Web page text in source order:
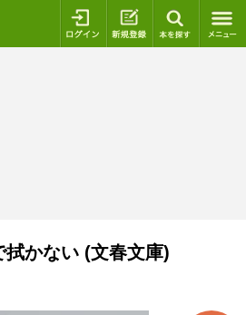
ログイン 新規登録
かない (文春文庫)